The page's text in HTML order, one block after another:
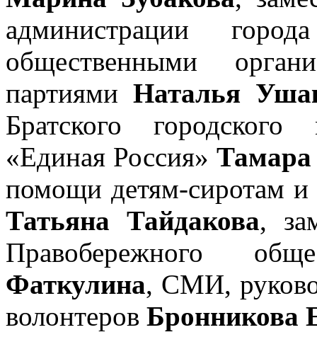
администрации
общественными
партиями Наталья
Братского
«Единая Россия» Тамара
помощи детям-сиротам и
Татьяна Тайдакова,
Правобережного
Фаткулина, СМИ,
волонтеров Бронникова